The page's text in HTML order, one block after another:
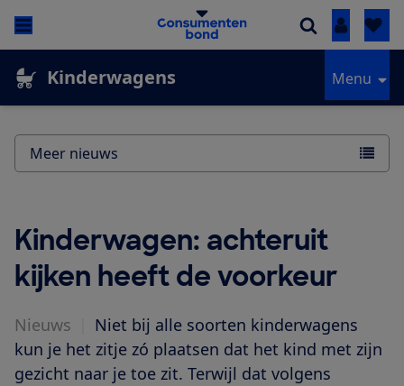
Inloggen
Kinderwagens Menu
Kinderwagen: achteruit
kijken heeft de voorkeur
Nieuws
Niet bij alle soorten kinderwagens
kun je het zitje zó plaatsen dat het kind met zijn
gezicht naar je toe zit. Terwijl dat volgens
Meer nieuws